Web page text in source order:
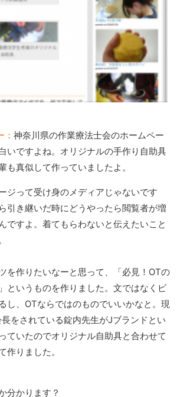
神奈川県の作業療法士会のホームペー
いですよね。オリジナルの手作り自助具
も真似して作っていましたよ。
ジって受け身のメディアじゃないです
引き継いだ時にどうやったら閲覧者が増
ですよ。着てもらわないと伝えたいこと
を作りたいなーと思って、「必見！OTの
というものを作りました。文ではなくビ
し、OTならではのものでいいかなと。現
をされている錠内先生がJブランドとい
ていたのでオリジナル自助具と合わせて
作りました。
分かります？